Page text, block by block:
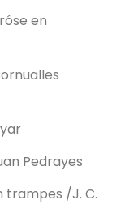
en
Pedrayes
trampes /J. C.